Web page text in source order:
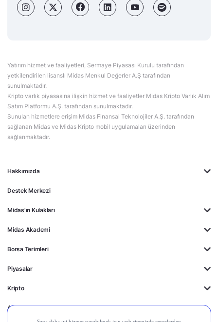
Hakkımızda
Destek Merkezi
Midas'ın Kulakları
Midas Akademi
Borsa Terimleri
Piyasalar
Kripto
Ayrıcalıklar
Yatırım hizmet ve faaliyetleri, Sermaye Piyasası Kurulu tarafından
yetkilendirilen lisanslı Midas Menkul Değerler A.Ş tarafından
sunulmaktadır.
Kripto varlık piyasasına ilişkin hizmet ve faaliyetler Midas Kripto Varlık Alım
Satım Platformu A.Ş. tarafından sunulmaktadır.
Sunulan hizmetlere erişim Midas Finansal Teknolojiler A.Ş. tarafından
sağlanan Midas ve Midas Kripto mobil uygulamaları üzerinden
sağlanmaktadır.